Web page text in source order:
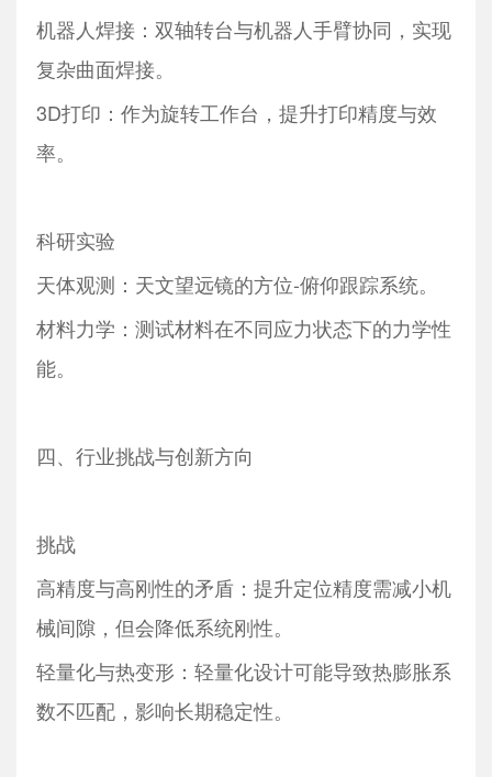
机器人焊接：双轴转台与机器人手臂协同，实现
复杂曲面焊接。
3D打印：作为旋转工作台，提升打印精度与效
率。
科研实验
天体观测：天文望远镜的方位-俯仰跟踪系统。
材料力学：测试材料在不同应力状态下的力学性
能。
四、行业挑战与创新方向
挑战
高精度与高刚性的矛盾：提升定位精度需减小机
械间隙，但会降低系统刚性。
轻量化与热变形：轻量化设计可能导致热膨胀系
数不匹配，影响长期稳定性。